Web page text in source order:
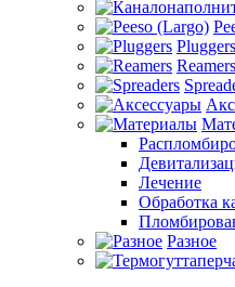
Pluggers
Reamers
Лечение
Обработка
Разное